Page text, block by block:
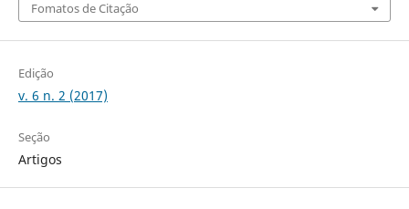
Fomatos de Citação
Edição
v. 6 n. 2 (2017)
Seção
Artigos